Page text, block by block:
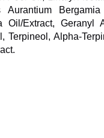
Aurantium
Extract, Geranyl
Alpha-